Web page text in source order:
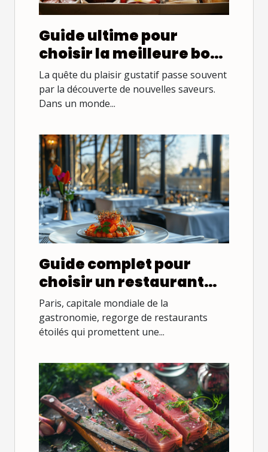
Guide ultime pour
choisir la meilleure box
gastronomique du
marché
La quête du plaisir gustatif passe souvent
par la découverte de nouvelles saveurs.
Dans un monde...
Guide complet pour
choisir un restaurant
étoilé à Paris
Paris, capitale mondiale de la
gastronomie, regorge de restaurants
étoilés qui promettent une...